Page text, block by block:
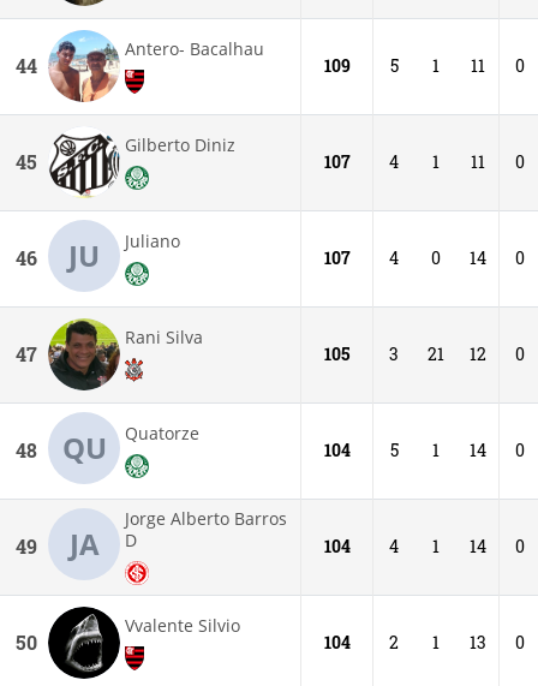
44
Antero- Bacalhau
109 5 1 11 0
45
Gilberto Diniz
107 4 1 11 0
46 JU Juliano
107 4 0 14 0
47
Rani Silva
105 3 21 12 0
48 QU Quatorze
104 5 1 14 0
49 JA
Jorge Alberto Barros
D
104 4 1 14 0
50
Vvalente Silvio
104 2 1 13 0